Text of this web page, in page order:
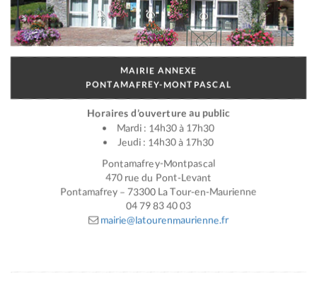
MAIRIE ANNEXE
PONTAMAFREY-MONTPASCAL
Horaires d’ouverture au public
Mardi : 14h30 à 17h30
Jeudi : 14h30 à 17h30
Pontamafrey-Montpascal
470 rue du Pont-Levant
Pontamafrey – 73300 La Tour-en-Maurienne
04 79 83 40 03
mairie@latourenmaurienne.fr